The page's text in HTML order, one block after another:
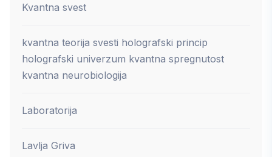
Kvantna svest
kvantna teorija svesti holografski princip
holografski univerzum kvantna spregnutost
kvantna neurobiologija
Laboratorija
Lavlja Griva